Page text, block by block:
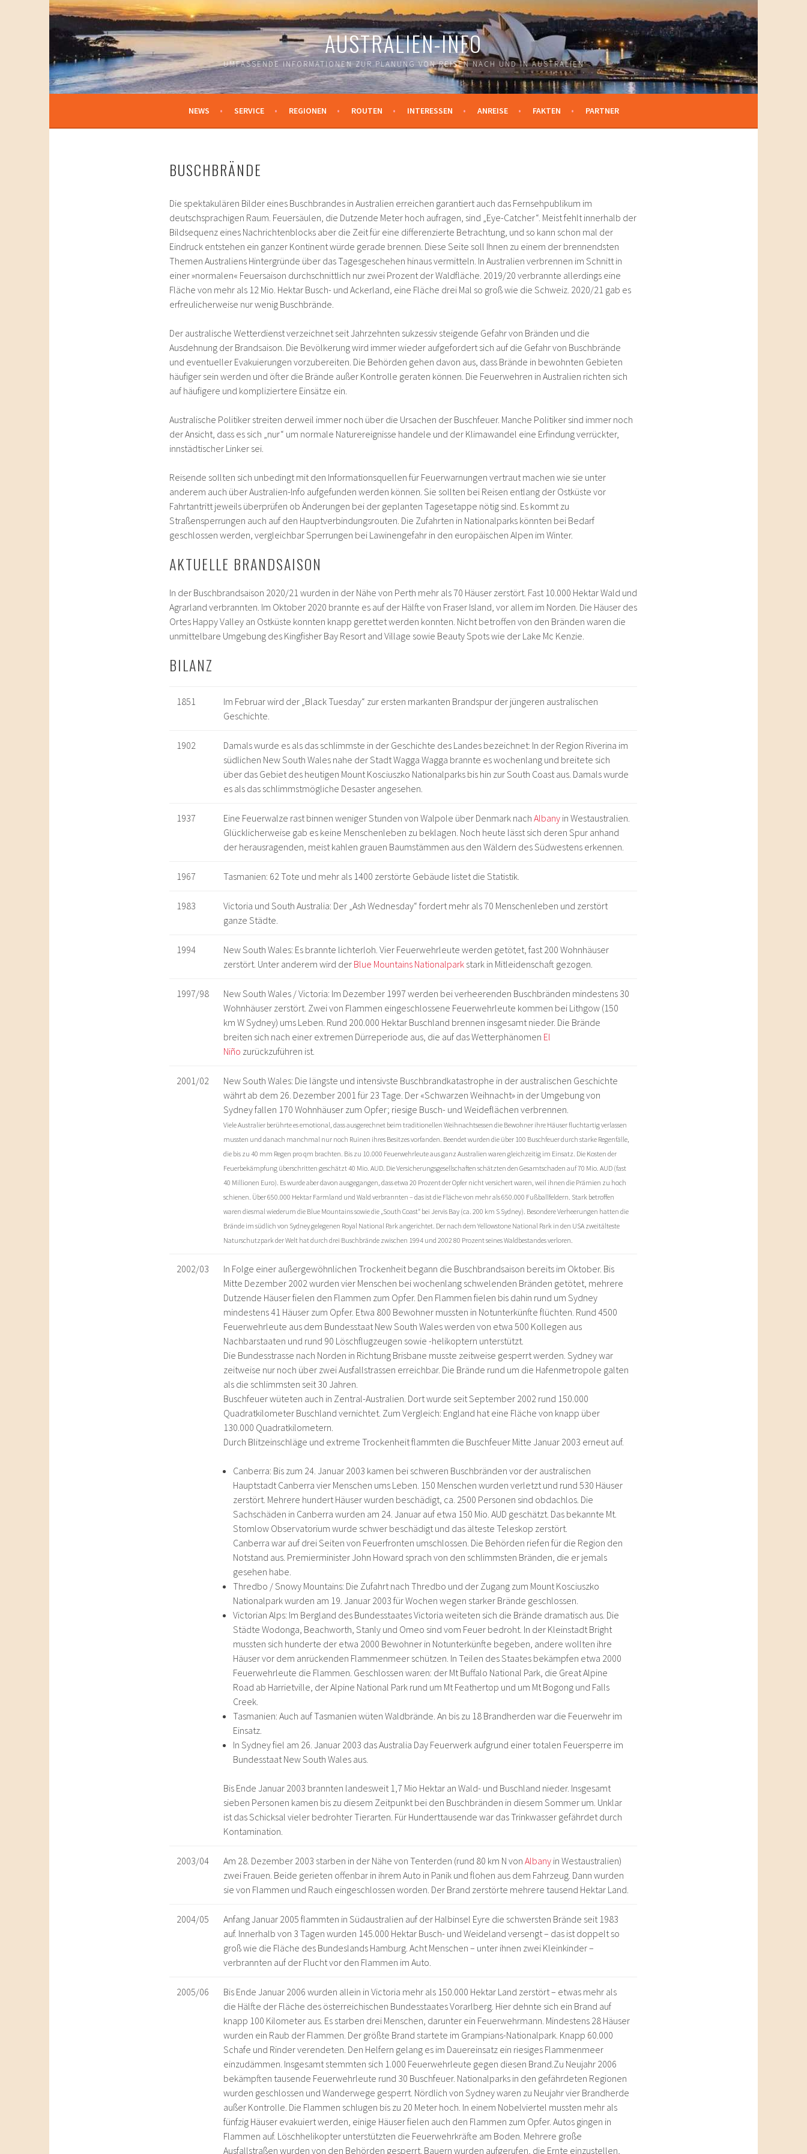
Springe
zum
Inhalt
AUSTRALIEN-INFO
UMFASSENDE INFORMATIONEN ZUR PLANUNG VON REISEN NACH UND IN AUSTRALIEN
NEWS SERVICE REGIONEN ROUTEN INTERESSEN ANREISE FAKTEN PARTNER
BUSCHBRÄNDE
Die spektakulären Bilder eines Buschbrandes in Australien erreichen garantiert auch das Fernsehpublikum im
deutschsprachigen Raum. Feuersäulen, die Dutzende Meter hoch aufragen, sind „Eye-Catcher“. Meist fehlt innerhalb der
Bildsequenz eines Nachrichtenblocks aber die Zeit für eine differenzierte Betrachtung, und so kann schon mal der
Eindruck entstehen ein ganzer Kontinent würde gerade brennen. Diese Seite soll Ihnen zu einem der brennendsten
Themen Australiens Hintergründe über das Tagesgeschehen hinaus vermitteln. In Australien verbrennen im Schnitt in
einer »normalen« Feuersaison durchschnittlich nur zwei Prozent der Waldfläche. 2019/20 verbrannte allerdings eine
Fläche von mehr als 12 Mio. Hektar Busch- und Ackerland, eine Fläche drei Mal so groß wie die Schweiz. 2020/21 gab es
erfreulicherweise nur wenig Buschbrände.
Der australische Wetterdienst verzeichnet seit Jahrzehnten sukzessiv steigende Gefahr von Bränden und die
Ausdehnung der Brandsaison. Die Bevölkerung wird immer wieder aufgefordert sich auf die Gefahr von Buschbrände
und eventueller Evakuierungen vorzubereiten. Die Behörden gehen davon aus, dass Brände in bewohnten Gebieten
häufiger sein werden und öfter die Brände außer Kontrolle geraten können. Die Feuerwehren in Australien richten sich
auf häufigere und kompliziertere Einsätze ein.
Australische Politiker streiten derweil immer noch über die Ursachen der Buschfeuer. Manche Politiker sind immer noch
der Ansicht, dass es sich „nur“ um normale Naturereignisse handele und der Klimawandel eine Erfindung verrückter,
innstädtischer Linker sei.
Reisende sollten sich unbedingt mit den Informationsquellen für Feuerwarnungen vertraut machen wie sie unter
anderem auch über Australien-Info aufgefunden werden können. Sie sollten bei Reisen entlang der Ostküste vor
Fahrtantritt jeweils überprüfen ob Änderungen bei der geplanten Tagesetappe nötig sind. Es kommt zu
Straßensperrungen auch auf den Hauptverbindungsrouten. Die Zufahrten in Nationalparks könnten bei Bedarf
geschlossen werden, vergleichbar Sperrungen bei Lawinengefahr in den europäischen Alpen im Winter.
AKTUELLE BRANDSAISON
In der Buschbrandsaison 2020/21 wurden in der Nähe von Perth mehr als 70 Häuser zerstört. Fast 10.000 Hektar Wald und
Agrarland verbrannten. Im Oktober 2020 brannte es auf der Hälfte von Fraser Island, vor allem im Norden. Die Häuser des
Ortes Happy Valley an Ostküste konnten knapp gerettet werden konnten. Nicht betroffen von den Bränden waren die
unmittelbare Umgebung des Kingfisher Bay Resort and Village sowie Beauty Spots wie der Lake Mc Kenzie.
BILANZ
1851
Im Februar wird der „Black Tuesday“ zur ersten markanten Brandspur der jüngeren australischen
Geschichte.
1902
Damals wurde es als das schlimmste in der Geschichte des Landes bezeichnet: In der Region Riverina im
südlichen New South Wales nahe der Stadt Wagga Wagga brannte es wochenlang und breitete sich
über das Gebiet des heutigen Mount Kosciuszko Nationalparks bis hin zur South Coast aus. Damals wurde
es als das schlimmstmögliche Desaster angesehen.
1937 Eine Feuerwalze rast binnen weniger Stunden von Walpole über Denmark nachAlbany in Westaustralien.
Glücklicherweise gab es keine Menschenleben zu beklagen. Noch heute lässt sich deren Spur anhand
der herausragenden, meist kahlen grauen Baumstämmen aus den Wäldern des Südwestens erkennen.
1967 Tasmanien: 62 Tote und mehr als 1400 zerstörte Gebäude listet die Statistik.
1983
Victoria und South Australia: Der „Ash Wednesday“ fordert mehr als 70 Menschenleben und zerstört
ganze Städte.
1994
New South Wales: Es brannte lichterloh. Vier Feuerwehrleute werden getötet, fast 200 Wohnhäuser
zerstört. Unter anderem wird der Blue Mountains Nationalpark stark in Mitleidenschaft gezogen.
1997/98
New South Wales / Victoria: Im Dezember 1997 werden bei verheerenden Buschbränden mindestens 30
Wohnhäuser zerstört. Zwei von Flammen eingeschlossene Feuerwehrleute kommen bei Lithgow (150
km W Sydney) ums Leben. Rund 200.000 Hektar Buschland brennen insgesamt nieder. Die Brände
breiten sich nach einer extremen Dürreperiode aus, die auf das Wetterphänomen El
Niño zurückzuführen ist.
2001/02
New South Wales: Die längste und intensivste Buschbrandkatastrophe in der australischen Geschichte
währt ab dem 26. Dezember 2001 für 23 Tage. Der «Schwarzen Weihnacht» in der Umgebung von
Sydney fallen 170 Wohnhäuser zum Opfer; riesige Busch- und Weideflächen verbrennen.
Viele Australier berührte es emotional, dass ausgerechnet beim traditionellen Weihnachtsessen die Bewohner ihre Häuser fluchtartig verlassen
mussten und danach manchmal nur noch Ruinen ihres Besitzes vorfanden. Beendet wurden die über 100 Buschfeuer durch starke Regenfälle,
die bis zu 40 mm Regen pro qm brachten. Bis zu 10.000 Feuerwehrleute aus ganz Australien waren gleichzeitig im Einsatz. Die Kosten der
Feuerbekämpfung überschritten geschätzt 40 Mio. AUD. Die Versicherungsgesellschaften schätzten den Gesamtschaden auf 70 Mio. AUD (fast
40 Millionen Euro). Es wurde aber davon ausgegangen, dass etwa 20 Prozent der Opfer nicht versichert waren, weil ihnen die Prämien zu hoch
schienen. Über 650.000 Hektar Farmland und Wald verbrannten – das ist die Fläche von mehr als 650.000 Fußballfeldern. Stark betroffen
waren diesmal wiederum die Blue Mountains sowie die „South Coast“ bei Jervis Bay (ca. 200 km S Sydney). Besondere Verheerungen hatten die
Brände im südlich von Sydney gelegenen Royal National Park angerichtet. Der nach dem Yellowstone National Park in den USA zweitälteste
Naturschutzpark der Welt hat durch drei Buschbrände zwischen 1994 und 2002 80 Prozent seines Waldbestandes verloren.
2002/03
In Folge einer außergewöhnlichen Trockenheit begann die Buschbrandsaison bereits im Oktober. Bis
Mitte Dezember 2002 wurden vier Menschen bei wochenlang schwelenden Bränden getötet, mehrere
Dutzende Häuser fielen den Flammen zum Opfer. Den Flammen fielen bis dahin rund um Sydney
mindestens 41 Häuser zum Opfer. Etwa 800 Bewohner mussten in Notunterkünfte flüchten. Rund 4500
Feuerwehrleute aus dem Bundesstaat New South Wales werden von etwa 500 Kollegen aus
Nachbarstaaten und rund 90 Löschflugzeugen sowie -helikoptern unterstützt.
Die Bundesstrasse nach Norden in Richtung Brisbane musste zeitweise gesperrt werden. Sydney war
zeitweise nur noch über zwei Ausfallstrassen erreichbar. Die Brände rund um die Hafenmetropole galten
als die schlimmsten seit 30 Jahren.
Buschfeuer wüteten auch in Zentral-Australien. Dort wurde seit September 2002 rund 150.000
Quadratkilometer Buschland vernichtet. Zum Vergleich: England hat eine Fläche von knapp über
130.000 Quadratkilometern.
Durch Blitzeinschläge und extreme Trockenheit flammten die Buschfeuer Mitte Januar 2003 erneut auf.
Canberra: Bis zum 24. Januar 2003 kamen bei schweren Buschbränden vor der australischen
Hauptstadt Canberra vier Menschen ums Leben. 150 Menschen wurden verletzt und rund 530 Häuser
zerstört. Mehrere hundert Häuser wurden beschädigt, ca. 2500 Personen sind obdachlos. Die
Sachschäden in Canberra wurden am 24. Januar auf etwa 150 Mio. AUD geschätzt. Das bekannte Mt.
Stomlow Observatorium wurde schwer beschädigt und das älteste Teleskop zerstört.
Canberra war auf drei Seiten von Feuerfronten umschlossen. Die Behörden riefen für die Region den
Notstand aus. Premierminister John Howard sprach von den schlimmsten Bränden, die er jemals
gesehen habe.
Thredbo / Snowy Mountains: Die Zufahrt nach Thredbo und der Zugang zum Mount Kosciuszko
Nationalpark wurden am 19. Januar 2003 für Wochen wegen starker Brände geschlossen.
Victorian Alps: Im Bergland des Bundesstaates Victoria weiteten sich die Brände dramatisch aus. Die
Städte Wodonga, Beachworth, Stanly und Omeo sind vom Feuer bedroht. In der Kleinstadt Bright
mussten sich hunderte der etwa 2000 Bewohner in Notunterkünfte begeben, andere wollten ihre
Häuser vor dem anrückenden Flammenmeer schützen. In Teilen des Staates bekämpfen etwa 2000
Feuerwehrleute die Flammen. Geschlossen waren: der Mt Buffalo National Park, die Great Alpine
Road ab Harrietville, der Alpine National Park rund um Mt Feathertop und um Mt Bogong und Falls
Creek.
Tasmanien: Auch auf Tasmanien wüten Waldbrände. An bis zu 18 Brandherden war die Feuerwehr im
Einsatz.
In Sydney fiel am 26. Januar 2003 das Australia Day Feuerwerk aufgrund einer totalen Feuersperre im
Bundesstaat New South Wales aus.
Bis Ende Januar 2003 brannten landesweit 1,7 Mio Hektar an Wald- und Buschland nieder. Insgesamt
sieben Personen kamen bis zu diesem Zeitpunkt bei den Buschbränden in diesem Sommer um. Unklar
ist das Schicksal vieler bedrohter Tierarten. Für Hunderttausende war das Trinkwasser gefährdet durch
Kontamination.
2003/04 Am 28. Dezember 2003 starben in der Nähe von Tenterden (rund 80 km N vonAlbany in Westaustralien)
zwei Frauen. Beide gerieten offenbar in ihrem Auto in Panik und flohen aus dem Fahrzeug. Dann wurden
sie von Flammen und Rauch eingeschlossen worden. Der Brand zerstörte mehrere tausend Hektar Land.
2004/05
Anfang Januar 2005 flammten in Südaustralien auf der Halbinsel Eyre die schwersten Brände seit 1983
auf. Innerhalb von 3 Tagen wurden 145.000 Hektar Busch- und Weideland versengt – das ist doppelt so
groß wie die Fläche des Bundeslands Hamburg. Acht Menschen – unter ihnen zwei Kleinkinder –
verbrannten auf der Flucht vor den Flammen im Auto.
2005/06
Bis Ende Januar 2006 wurden allein in Victoria mehr als 150.000 Hektar Land zerstört – etwas mehr als
die Hälfte der Fläche des österreichischen Bundesstaates Vorarlberg. Hier dehnte sich ein Brand auf
knapp 100 Kilometer aus. Es starben drei Menschen, darunter ein Feuerwehrmann. Mindestens 28 Häuser
wurden ein Raub der Flammen. Der größte Brand startete im Grampians-Nationalpark. Knapp 60.000
Schafe und Rinder verendeten. Den Helfern gelang es im Dauereinsatz ein riesiges Flammenmeer
einzudämmen. Insgesamt stemmten sich 1.000 Feuerwehrleute gegen diesen Brand.Zu Neujahr 2006
bekämpften tausende Feuerwehrleute rund 30 Buschfeuer. Nationalparks in den gefährdeten Regionen
wurden geschlossen und Wanderwege gesperrt. Nördlich von Sydney waren zu Neujahr vier Brandherde
außer Kontrolle. Die Flammen schlugen bis zu 20 Meter hoch. In einem Nobelviertel mussten mehr als
fünfzig Häuser evakuiert werden, einige Häuser fielen auch den Flammen zum Opfer. Autos gingen in
Flammen auf. Löschhelikopter unterstützten die Feuerwehrkräfte am Boden. Mehrere große
Ausfallstraßen wurden von den Behörden gesperrt. Bauern wurden aufgerufen, die Ernte einzustellen,